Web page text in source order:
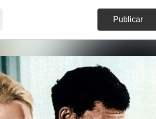
Publicar